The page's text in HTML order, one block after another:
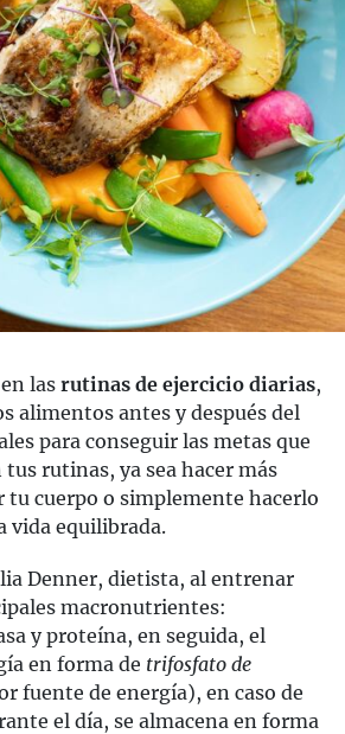
las rutinas de ejercicio diarias,
alimentos antes y después del
para conseguir las metas que
rutinas, ya sea hacer más
cuerpo o simplemente hacerlo
vida equilibrada.
Denner, dietista, al entrenar
macronutrientes:
y proteína, en seguida, el
en forma de trifosfato de
fuente de energía), en caso de
el día, se almacena en forma